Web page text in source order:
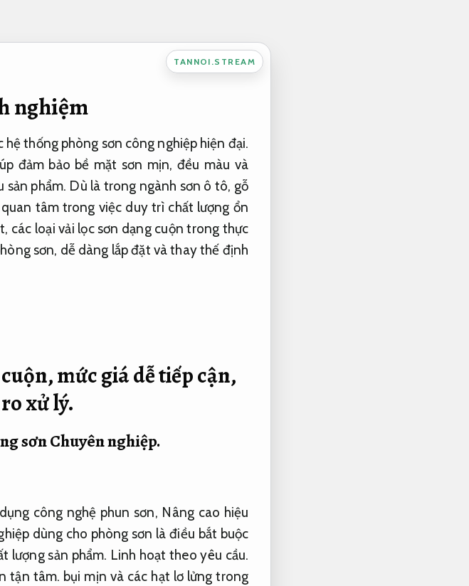
TANNOI.STREAM
nghiệm
thống phòng sơn công nghiệp hiện đại.
đảm bảo bề mặt sơn mịn, đều màu và
phẩm. Dù là trong ngành sơn ô tô, gỗ
tâm trong việc duy trì chất lượng ổn
các loại vải lọc sơn dạng cuộn trong thực
sơn, dễ dàng lắp đặt và thay thế định
mức giá dễ tiếp cận,
xử lý.
sơnChuyên nghiệp.
công nghệ phun sơn, Nâng cao hiệu
dùng cho phòng sơn là điều bắt buộc
lượng sản phẩm. Linh hoạt theo yêu cầu.
tận tâm. bụi mịn và các hạt lơ lửng trong